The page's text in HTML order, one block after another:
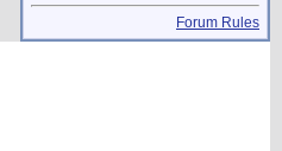
Forum Rules